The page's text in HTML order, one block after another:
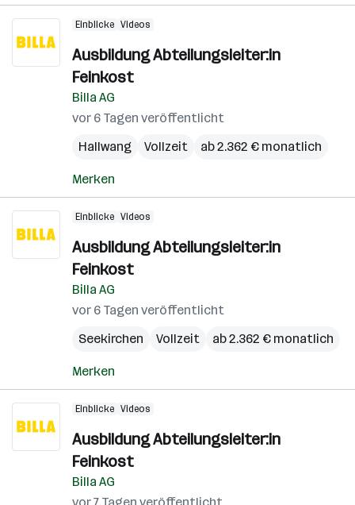
Einblicke Videos
Ausbildung Abteilungsleiter:in
Feinkost
Billa AG
vor 6 Tagen veröffentlicht
Hallwang
Vollzeit ab 2.362 € monatlich
Merken
Einblicke Videos
Ausbildung Abteilungsleiter:in
Feinkost
Billa AG
vor 6 Tagen veröffentlicht
Seekirchen
Vollzeit ab 2.362 € monatlich
Merken
Einblicke Videos
Ausbildung Abteilungsleiter:in
Feinkost
Billa AG